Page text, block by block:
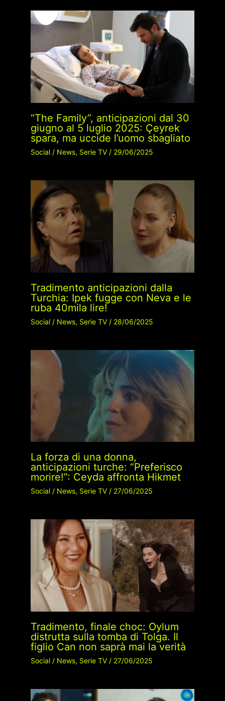
“The Family”, anticipazioni dal 30
giugno al 5 luglio 2025: Çeyrek
spara, ma uccide l’uomo sbagliato
Social/ News, Serie TV/ 29/06/2025
Tradimento anticipazioni dalla
Turchia: Ipek fugge con Neva e le
ruba 40mila lire!
Social/ News, Serie TV/ 28/06/2025
La forza di una donna,
anticipazioni turche: “Preferisco
morire!”: Ceyda affronta Hikmet
Social/ News, Serie TV/ 27/06/2025
Tradimento, finale choc: Oylum
distrutta sulla tomba di Tolga. Il
figlio Can non saprà mai la verità
Social/ News, Serie TV/ 27/06/2025